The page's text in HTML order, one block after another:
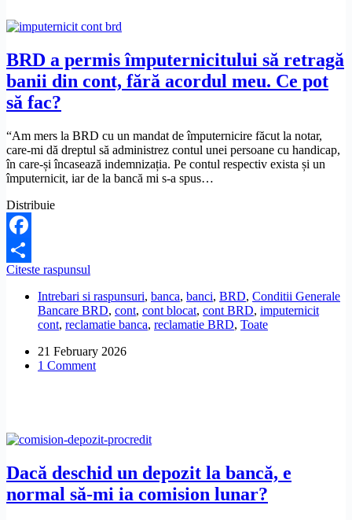
Ce
să
fac?
BRD a permis împuternicitului să retragă
banii din cont, fără acordul meu. Ce pot
să fac?
“Am mers la BRD cu un mandat de împuternicire făcut la notar,
care-mi dă dreptul să administrez contul unei persoane cu handicap,
în care-și încasează indemnizația. Pe contul respectiv exista și un
împuternicit, iar de la bancă mi s-a spus…
Distribuie
Facebook
Share
Citeste raspunsul
permis
împuternicitului
să
banii
din
Ce
să
fac?
Intrebari si raspunsuri, banca, banci, BRD, Conditii Generale
Bancare BRD, cont, cont blocat, cont BRD, imputernicit
cont, reclamatie banca, reclamatie BRD, Toate
21 February 2026
1 Comment
Dacă deschid un depozit la bancă, e
normal să-mi ia comision lunar?